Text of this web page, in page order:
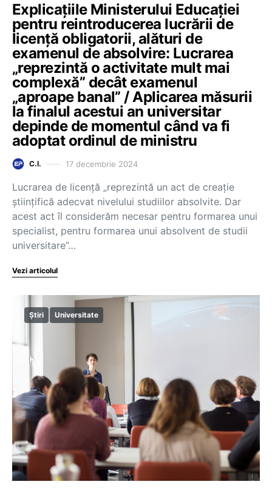
Explicațiile Ministerului Educației
pentru reintroducerea lucrării de
licență obligatorii, alături de
examenul de absolvire: Lucrarea
„reprezintă o activitate mult mai
complexă” decât examenul
„aproape banal” / Aplicarea măsurii
la finalul acestui an universitar
depinde de momentul când va fi
adoptat ordinul de ministru
C.I. 17 decembrie 2024
Lucrarea de licență „reprezintă un act de creație
științifică adecvat nivelului studiilor absolvite. Dar
acest act îl considerăm necesar pentru formarea unui
specialist, pentru formarea unui absolvent de studii
universitare”…
Vezi articolul
Știri Universitate